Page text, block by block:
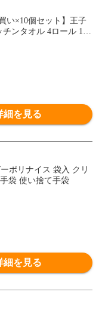
い×10個セット】王子
ンタオル 4ロール 100
パー
細を見る
ポリナイス 袋入 クリ
袋 使い捨て手袋
細を見る